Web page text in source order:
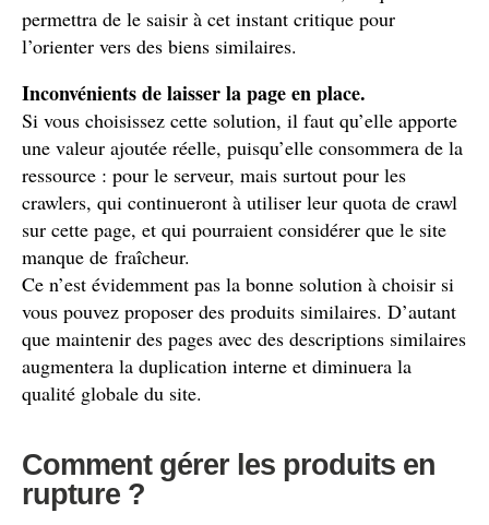
permettra de le saisir à cet instant critique pour
l’orienter vers des biens similaires.
Inconvénients de laisser la page en place.
Si vous choisissez cette solution, il faut qu’elle apporte
une valeur ajoutée réelle, puisqu’elle consommera de la
ressource : pour le serveur, mais surtout pour les
crawlers, qui continueront à utiliser leur quota de crawl
sur cette page, et qui pourraient considérer que le site
manque de fraîcheur.
Ce n’est évidemment pas la bonne solution à choisir si
vous pouvez proposer des produits similaires. D’autant
que maintenir des pages avec des descriptions similaires
augmentera la duplication interne et diminuera la
qualité globale du site.
Comment gérer les produits en
rupture ?